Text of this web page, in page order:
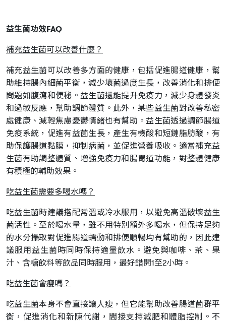
益生菌功效FAQ
補充益生菌可以改善什麼？
補充益生菌可以改善多方面的健康，包括促進腸道健康，幫
助維持腸內細菌平衡，減少壞菌過度生長，改善消化和排便
問題如腹瀉和便秘。益生菌還能提升免疫力，減少身體發炎
和過敏反應，幫助調節體質。此外，某些益生菌對改善私密
處健康、減輕焦慮憂鬱情緒也有幫助。益生菌透過調節腸道
免疫系統，促進有益菌生長，產生有機酸和短鏈脂肪酸，有
助保護腸道黏膜，抑制病菌，並促進營養吸收。適當補充益
生菌有助調整體質、增強免疫力和腸胃道功能，對整體健康
有積極的輔助效果。
吃益生菌需要多喝水嗎？
吃益生菌時建議搭配常溫或冷水服用，以避免高溫破壞益生
菌活性。至於喝水量，雖不用特別額外多喝水，但保持足夠
的水分攝取對促進腸道蠕動和排便順暢均有幫助的，因此建
議服用益生菌時同時保持適量飲水。避免與咖啡、茶、果
汁、含糖飲料等飲品同時服用，最好錯開1至2小時。
吃益生菌會瘦嗎？
吃益生菌本身不會直接讓人瘦，但它能幫助改善腸道菌群平
衡，促進消化和新陳代謝，間接支持減肥和體脂控制。不